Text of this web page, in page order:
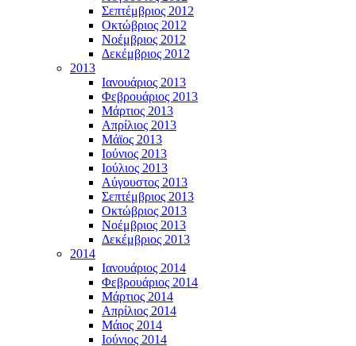
Σεπτέμβριος 2012
Οκτώβριος 2012
Νοέμβριος 2012
Δεκέμβριος 2012
2013
Ιανουάριος 2013
Φεβρουάριος 2013
Μάρτιος 2013
Απρίλιος 2013
Μάϊος 2013
Ιούνιος 2013
Ιούλιος 2013
Αύγουστος 2013
Σεπτέμβριος 2013
Οκτώβριος 2013
Νοέμβριος 2013
Δεκέμβριος 2013
2014
Ιανουάριος 2014
Φεβρουάριος 2014
Μάρτιος 2014
Απρίλιος 2014
Μάιος 2014
Ιούνιος 2014